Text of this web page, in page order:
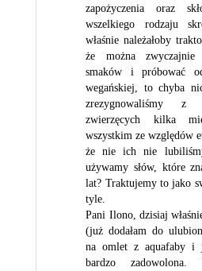
zapożyczenia oraz
wszelkiego rodzaju
właśnie należałoby
że można
smaków i próbować
wegańskiej, to chyba
zrezygnowaliśmy z
zwierzęcych kilka
wszystkim ze względów
że nie ich nie
używamy słów, które
lat? Traktujemy to jako
tyle.
Pani Ilono, dzisiaj
(już dodałam do
na omlet z aquafaby i
bardzo